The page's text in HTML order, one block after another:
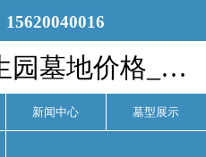
15620040016
兰生园公墓-兰生园墓地价格_电话-兰生园公墓官网
新闻中心 墓型展示